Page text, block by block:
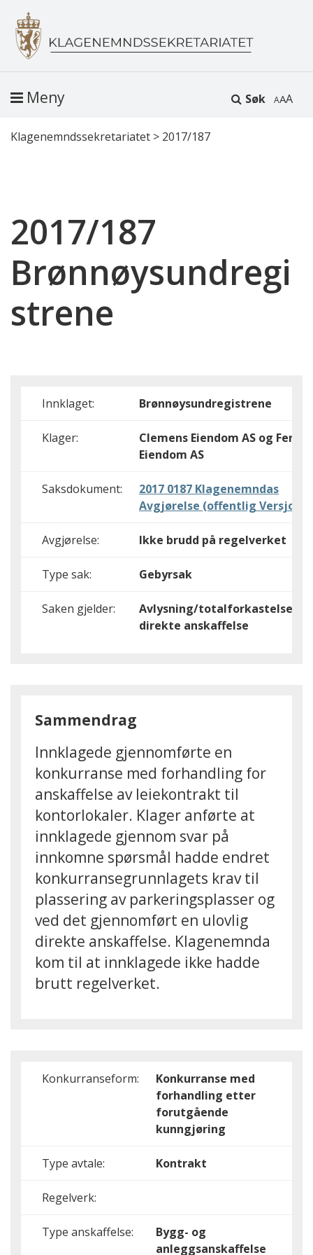
Søk A
Meny
Klagenemndssekretariatet > 2017/187
2017/187
Brønnøysundregi
strene
Innklaget: Brønnøysundregistrene
Klager:
Clemens Eiendom AS og Ferd
Eiendom AS
Saksdokument:
2017 0187 Klagenemndas
Avgjørelse (offentlig Versjon)
Avgjørelse: Ikke brudd på regelverket
Type sak: Gebyrsak
Saken gjelder:
Avlysning/
direkte anskaffelse
Sammendrag
Innklagede gjennomførte en
konkurranse med forhandling for
anskaffelse av leiekontrakt til
kontorlokaler. Klager anførte at
innklagede gjennom svar på
innkomne spørsmål hadde endret
konkurransegrunnlagets krav til
plassering av parkeringsplasser og
ved det gjennomført en ulovlig
direkte anskaffelse. Klagenemnda
kom til at innklagede ikke hadde
brutt regelverket.
Konkurranseform:
Konkurranse med
forhandling etter
forutgående
kunngjøring
Type avtale: Kontrakt
Regelverk:
Type anskaffelse:
Bygg- og
anleggsanskaffelse